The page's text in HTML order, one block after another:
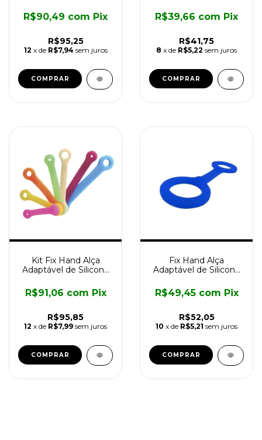
R$95,25
R$90,49 com Pix
12 x de R$7,94 sem juros
R$41,75
R$39,66 com Pix
8 x de R$5,22 sem juros
COMPRAR
Kit Fix Hand Alça
Adaptável de Silicone
R$95,85
R$91,06 com Pix
12 x de R$7,99 sem juros
Fix Hand Alça
Adaptável de Silicone
3547
R$52,05
R$49,45 com Pix
10 x de R$5,21 sem juros